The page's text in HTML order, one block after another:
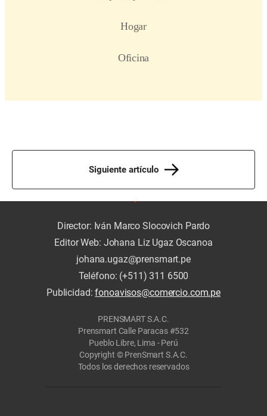
Siguiente artículo
Director: Iván Marco Slocovich Pardo
Editor Web: Johana Liz Ugaz Oscanoa
johana.ugaz@prensmart.pe
Teléfono: (+511) 311 6500
Publicidad:fonoavisos@comercio.com.pe
PRENSMART S.A.C.
Prensmart Calle Paracas #532
Pueblo Libre, Lima - Perú
Copyright © PrenSmart S.A.C.
Todos los derechos reservados